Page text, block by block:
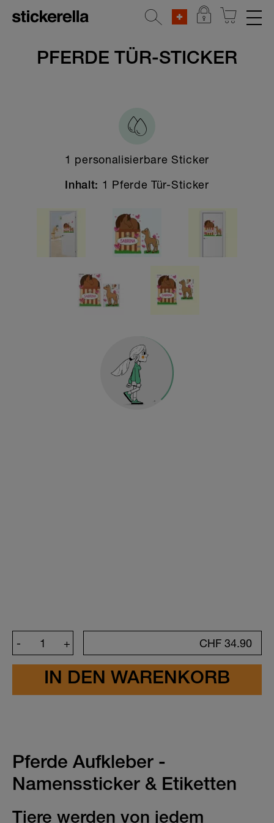
REFLEKTIERENDE AUFKLEBER
AUFKLEBER FÜR GEGENSTÄNDE
KINDERGARTEN & SCHULE
HOME & DEKO
Alle Home & Deko Sticker
Tür-Aufkleber
Adressetiketten
Geschenkgutscheine
Etiketten für Küche & Haushalt
PFERDE TÜR-STICKER
1 personalisierbare Sticker
Inhalt: 1 Pferde Tür-Sticker
+
- CHF 34.90
Pferde Aufkleber -
Namenssticker & Etiketten
Tiere werden von jedem